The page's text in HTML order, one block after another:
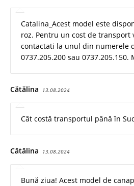
Catalina_Acest model este
roz. Pentru un cost de transport
contactati la unul din numerele
0737.205.200 sau 0737.205.150.
Cătălina 13.08.2024
Cât costă transportul până în
Cătălina 13.08.2024
Bună ziua! Acest model de